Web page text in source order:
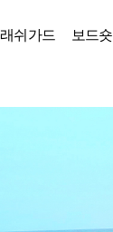
래쉬가드 보드숏